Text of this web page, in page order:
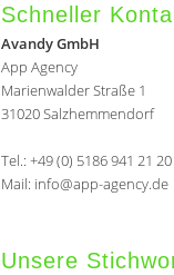
Schneller
Avandy GmbH
App Agency
Marienwalder Straße 1
31020 Salzhemmendorf
Tel.: +49 (0) 5186 941 21 20
Mail: info@app-agency.de
Unsere